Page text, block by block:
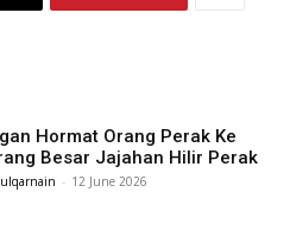
Hormat Orang Perak Ke
Besar Jajahan Hilir Perak
- 12 June 2026